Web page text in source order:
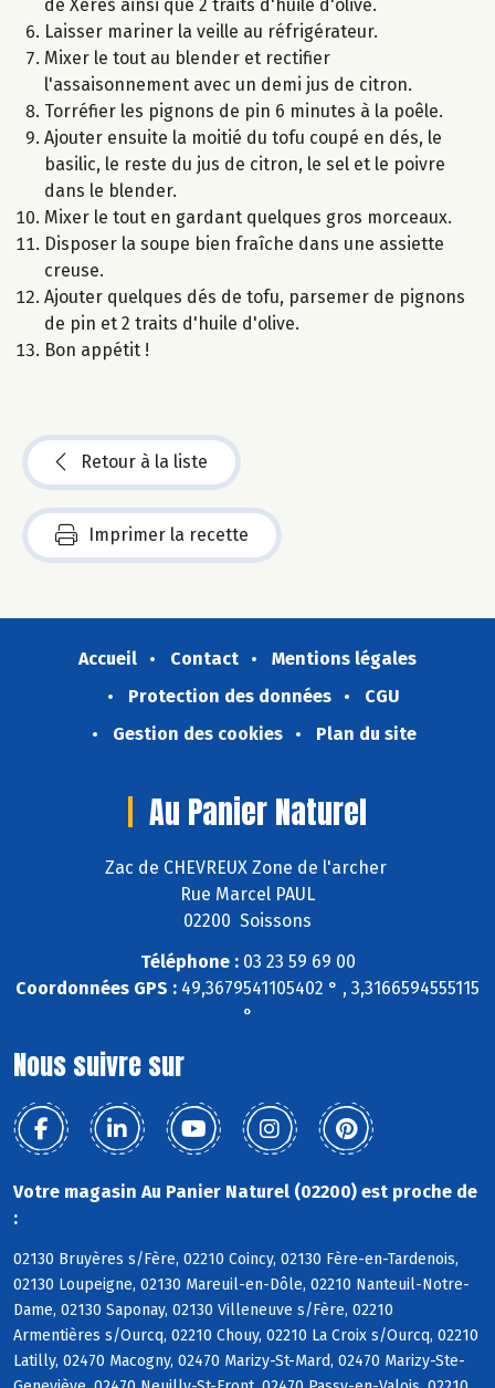
de Xérès ainsi que 2 traits d'huile d'olive.
Laisser mariner la veille au réfrigérateur.
Mixer le tout au blender et rectifier
l'assaisonnement avec un demi jus de citron.
Torréfier les pignons de pin 6 minutes à la poêle.
Ajouter ensuite la moitié du tofu coupé en dés, le
basilic, le reste du jus de citron, le sel et le poivre
dans le blender.
Mixer le tout en gardant quelques gros morceaux.
Disposer la soupe bien fraîche dans une assiette
creuse.
Ajouter quelques dés de tofu, parsemer de pignons
de pin et 2 traits d'huile d'olive.
Bon appétit !
Retour à la liste
Imprimer la recette
Accueil Contact
Mentions légales
Protection des données
CGU
Gestion des cookies
Plan du site
Au Panier Naturel
Zac de CHEVREUX Zone de l'archer
Rue Marcel PAUL
02200 Soissons
Téléphone :03 23 59 69 00
Coordonnées GPS : 49,3679541105402 ° , 3,3166594555115
°
Nous suivre sur
Votre magasin Au Panier Naturel (02200) est proche de
:
02130 Bruyères s/Fère, 02210 Coincy, 02130 Fère-en-Tardenois,
02130 Loupeigne, 02130 Mareuil-en-Dôle, 02210 Nanteuil-Notre-
Dame, 02130 Saponay, 02130 Villeneuve s/Fère, 02210
Armentières s/Ourcq, 02210 Chouy, 02210 La Croix s/Ourcq, 02210
Latilly, 02470 Macogny, 02470 Marizy-St-Mard, 02470 Marizy-Ste-